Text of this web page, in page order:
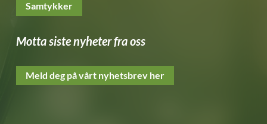
Samtykker
Motta siste nyheter fra oss
Meld deg på vårt nyhetsbrev her